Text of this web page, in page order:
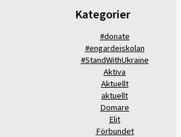
Kategorier
#donate
#engardeiskolan
#StandWithUkraine
Aktiva
Aktuellt
aktuellt
Domare
Elit
Förbundet